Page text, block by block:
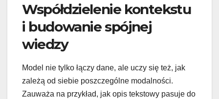
Współdzielenie kontekstu
i budowanie spójnej
wiedzy
Model nie tylko łączy dane, ale uczy się też, jak
zależą od siebie poszczególne modalności.
Zauważa na przykład, jak opis tekstowy pasuje do